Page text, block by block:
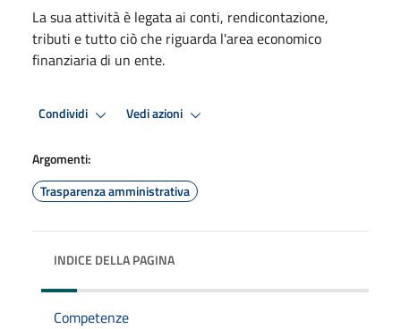
La sua attività è legata ai conti, rendicontazione,
tributi e tutto ciò che riguarda l'area economico
finanziaria di un ente.
Condividi Vedi azioni
Argomenti:
Trasparenza amministrativa
INDICE DELLA PAGINA
Competenze